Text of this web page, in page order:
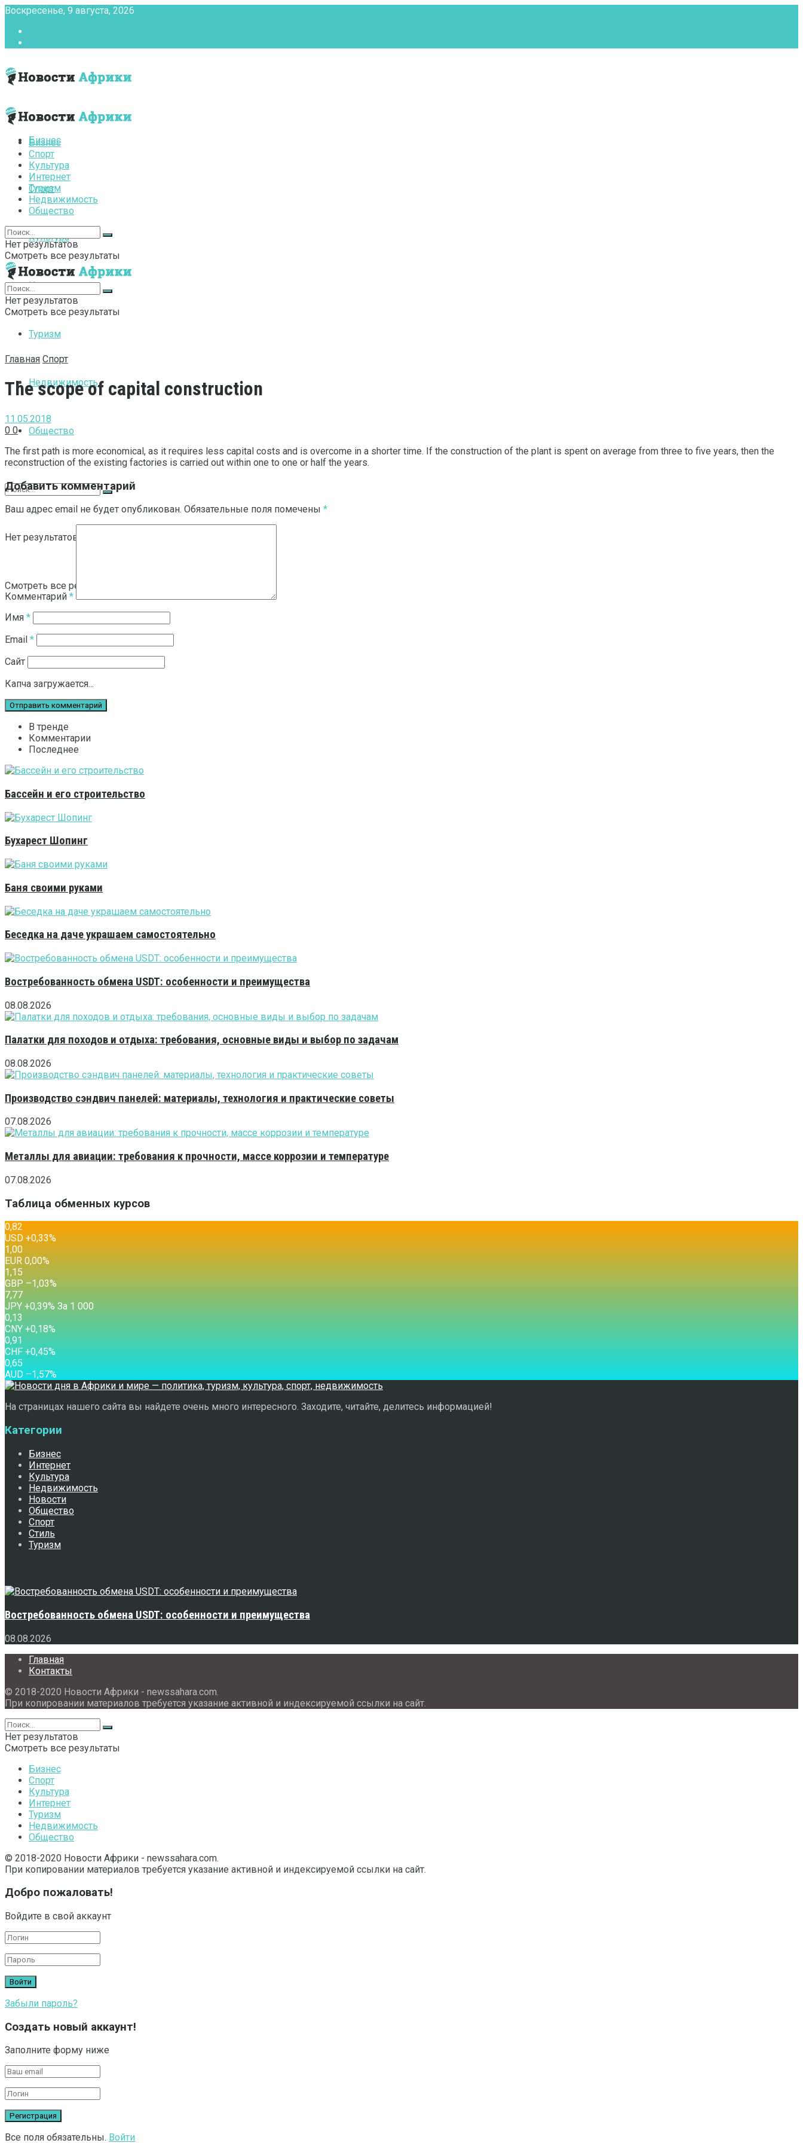
Воскресенье, 9 августа, 2026
Бизнес
Спорт
Культура
Интернет
Туризм
Недвижимость
Общество
Нет результатов
Смотреть все результаты
Бизнес
Спорт
Культура
Интернет
Туризм
Недвижимость
Общество
Нет результатов
Смотреть все результаты
Нет результатов
Смотреть все результаты
Главная Спорт
The scope of capital construction
11.05.2018
0 0
The first path is more economical, as it requires less capital costs and is overcome in a shorter time. If the construction of the plant is spent on average from three to five years, then the
reconstruction of the existing factories is carried out within one to one or half the years.
Добавить комментарий
Ваш адрес email не будет опубликован. Обязательные поля помечены *
Комментарий *
Имя *
Email *
Сайт
Капча загружается...
В тренде
Комментарии
Последнее
Бассейн и его строительство
Бухарест Шопинг
Баня своими руками
Беседка на даче украшаем самостоятельно
Востребованность обмена USDT: особенности и преимущества
08.08.2026
Палатки для походов и отдыха: требования, основные виды и выбор по задачам
08.08.2026
Производство сэндвич панелей: материалы, технология и практические советы
07.08.2026
Металлы для авиации: требования к прочности, массе коррозии и температуре
07.08.2026
Таблица обменных курсов
0,82
USD +0,33%
1,00
EUR 0,00%
1,15
GBP –1,03%
7,77
JPY +0,39% За 1 000
0,13
CNY +0,18%
0,91
CHF +0,45%
0,65
AUD –1,57%
На страницах нашего сайта вы найдете очень много интересного. Заходите, читайте, делитесь информацией!
Категории
Бизнес
Интернет
Культура
Недвижимость
Новости
Общество
Спорт
Стиль
Туризм
Востребованность обмена USDT: особенности и преимущества
08.08.2026
Главная
Контакты
© 2018-2020 Новости Африки - newssahara.com.
При копировании материалов требуется указание активной и индексируемой ссылки на сайт.
Нет результатов
Смотреть все результаты
Бизнес
Спорт
Культура
Интернет
Туризм
Недвижимость
Общество
© 2018-2020 Новости Африки - newssahara.com.
При копировании материалов требуется указание активной и индексируемой ссылки на сайт.
Добро пожаловать!
Войдите в свой аккаунт
Забыли пароль?
Создать новый аккаунт!
Заполните форму ниже
Все поля обязательны. Войти